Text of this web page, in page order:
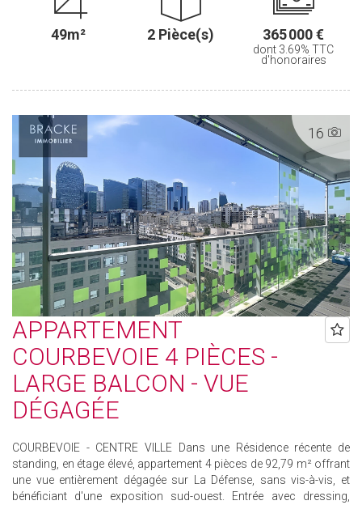
49m² 2 Pièce(s) 365 000 €
dont 3.69% TTC
d'honoraires
16
APPARTEMENT
COURBEVOIE 4 PIÈCES -
LARGE BALCON - VUE
DÉGAGÉE
COURBEVOIE - CENTRE VILLE Dans une Résidence récente de
standing, en étage élevé, appartement 4 pièces de 92,79 m² offrant
une vue entièrement dégagée sur La Défense, sans vis-à-vis, et
bénéficiant d'une exposition sud-ouest. Entrée avec dressing,